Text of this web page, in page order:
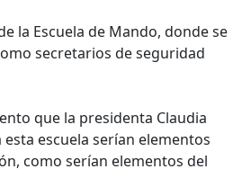
la Escuela de Mando, donde se
secretarios de seguridad
que la presidenta Claudia
escuela serían elementos
como serían elementos del